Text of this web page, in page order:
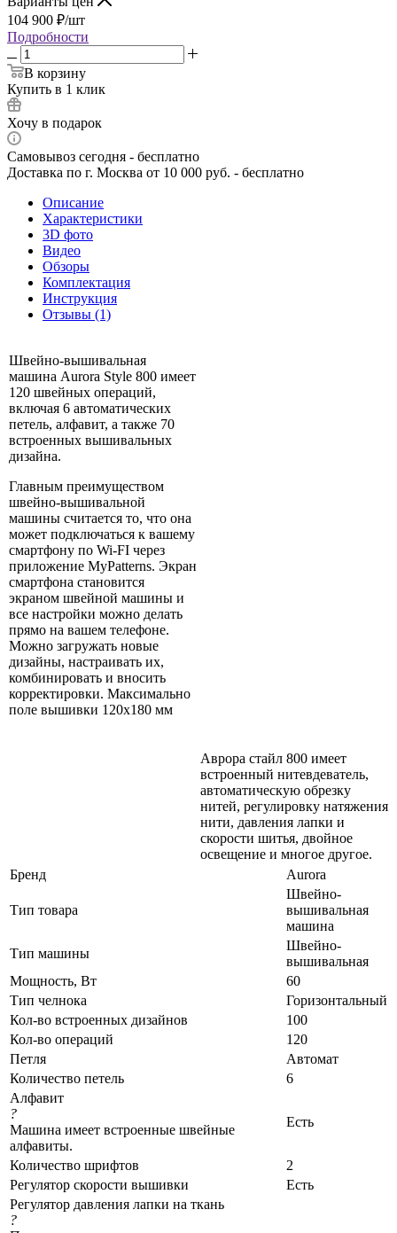
104 900 ₽/шт
Подробности
В корзину
Купить в 1 клик
Хочу в подарок
Самовывоз сегодня - бесплатно
Доставка по г. Москва от 10 000 руб. - бесплатно
Описание
Характеристики
3D фото
Видео
Обзоры
Комплектация
Инструкция
Отзывы (1)
Швейно-вышивальная
машина Aurora Style 800 имеет
120 швейных операций,
включая 6 автоматических
петель, алфавит, а также 70
встроенных вышивальных
дизайна.
Главным преимуществом
швейно-вышивальной
машины считается то, что она
может подключаться к вашему
смартфону по Wi-FI через
приложение MyPatterns. Экран
смартфона становится
экраном швейной машины и
все настройки можно делать
прямо на вашем телефоне.
Можно загружать новые
дизайны, настраивать их,
комбинировать и вносить
корректировки. Максимально
поле вышивки 120х180 мм
Аврора стайл 800 имеет
встроенный нитевдеватель,
автоматическую обрезку
нитей, регулировку натяжения
нити, давления лапки и
скорости шитья, двойное
освещение и многое другое.
Бренд
Aurora
Тип товара
Швейно-
вышивальная
машина
Тип машины
Швейно-
вышивальная
Мощность, Вт
60
Тип челнока
Горизонтальный
Кол-во встроенных дизайнов
100
Кол-во операций
120
Петля
Автомат
Количество петель
6
Алфавит
?
Машина имеет встроенные швейные
алфавиты.
Есть
Количество шрифтов
2
Регулятор скорости вышивки
Есть
Регулятор давления лапки на ткань
?